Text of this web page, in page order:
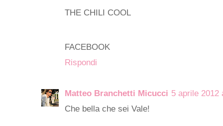
THE CHILI COOL
FACEBOOK
Rispondi
Matteo Branchetti Micucci 5 aprile 2012
Che bella che sei Vale!